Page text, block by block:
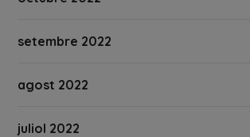
setembre 2022
agost 2022
juliol 2022